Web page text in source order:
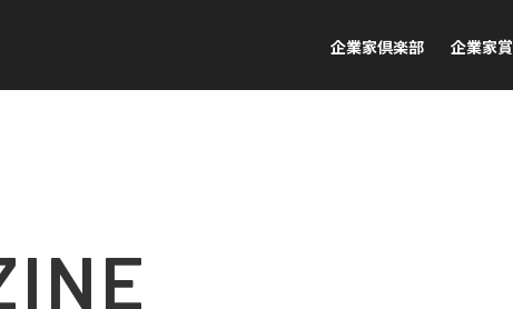
企業家倶楽部 企業家賞